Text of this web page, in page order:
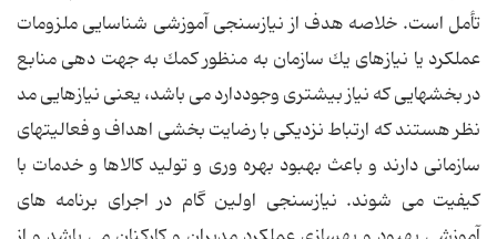
تأمل است. خلاصه هدف از نیازسنجی آموزشی شناسایی ملزومات
عملكرد یا نیازهای یك سازمان به منظور كمك به جهت دهی منابع
در بخشهایی كه نیاز بیشتری وجوددارد می باشد، یعنی نیازهایی مد
نظر هستند كه ارتباط نزدیكی با رضایت بخشی اهداف و فعالیتهای
سازمانی دارند و باعث بهبود بهره وری و تولید كالاها و خدمات با
كیفیت می شوند. نیازسنجی اولین گام در اجرای برنامه های